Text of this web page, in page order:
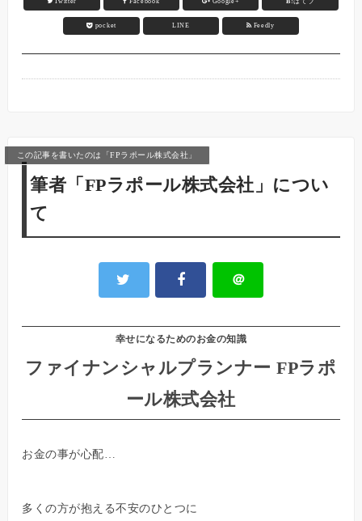
pocket LINE Feedly
この記事を書いたのは「FPラポール株式会社」
筆者「FPラポール株式会社」につい
て
＠
幸せになるためのお金の知識
ファイナンシャルプランナー FPラポ
ール株式会社
お金の事が心配…
多くの方が抱える不安のひとつに